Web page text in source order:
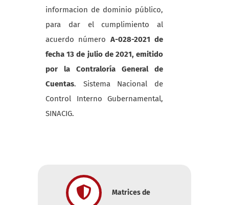
informacion de dominio público,
para dar el cumplimiento al
acuerdo número A-028-2021 de
fecha 13 de julio de 2021, emitido
por la Contraloría General de
Cuentas. Sistema Nacional de
Control Interno Gubernamental,
SINACIG.
Matrices de